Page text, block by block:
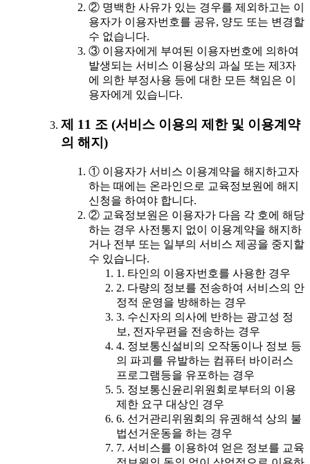
② 명백한 사유가 있는 경우를 제외하고는 이
용자가 이용자번호를 공유, 양도 또는 변경할
수 없습니다.
③ 이용자에게 부여된 이용자번호에 의하여
발생되는 서비스 이용상의 과실 또는 제3자
에 의한 부정사용 등에 대한 모든 책임은 이
용자에게 있습니다.
제 11 조 (서비스 이용의 제한 및 이용계약
의 해지)
① 이용자가 서비스 이용계약을 해지하고자
하는 때에는 온라인으로 교육정보원에 해지
신청을 하여야 합니다.
② 교육정보원은 이용자가 다음 각 호에 해당
하는 경우 사전통지 없이 이용계약을 해지하
거나 전부 또는 일부의 서비스 제공을 중지할
수 있습니다.
1. 타인의 이용자번호를 사용한 경우
2. 다량의 정보를 전송하여 서비스의 안
정적 운영을 방해하는 경우
3. 수신자의 의사에 반하는 광고성 정
보, 전자우편을 전송하는 경우
4. 정보통신설비의 오작동이나 정보 등
의 파괴를 유발하는 컴퓨터 바이러스
프로그램등을 유포하는 경우
5. 정보통신윤리위원회로부터의 이용
제한 요구 대상인 경우
6. 선거관리위원회의 유권해석 상의 불
법선거운동을 하는 경우
7. 서비스를 이용하여 얻은 정보를 교육